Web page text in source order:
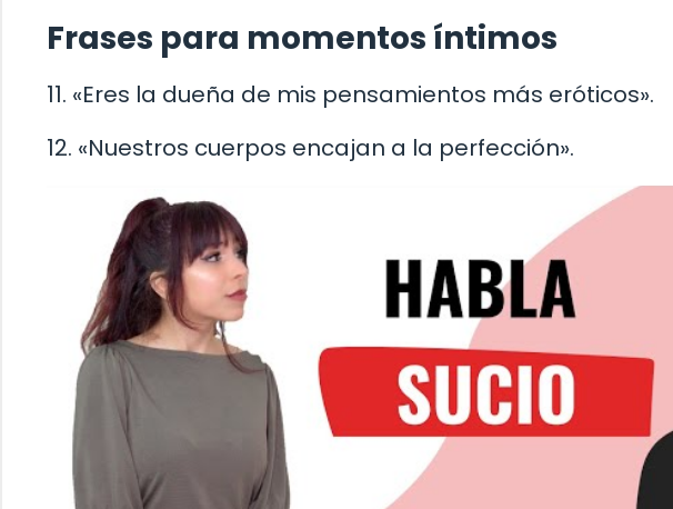
Frases para momentos íntimos
11. «Eres la dueña de mis pensamientos más eróticos».
12. «Nuestros cuerpos encajan a la perfección».